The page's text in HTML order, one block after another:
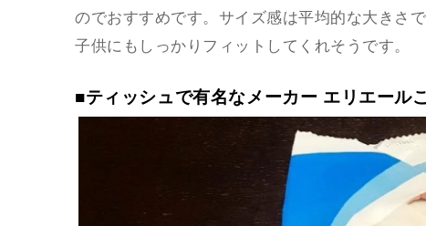
のでおすすめです。サイズ感は平均的な大きさ
子供にもしっかりフィットしてくれそうです。
■ティッシュで有名なメーカー エリエール